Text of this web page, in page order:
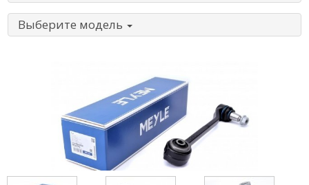
Выберите модель